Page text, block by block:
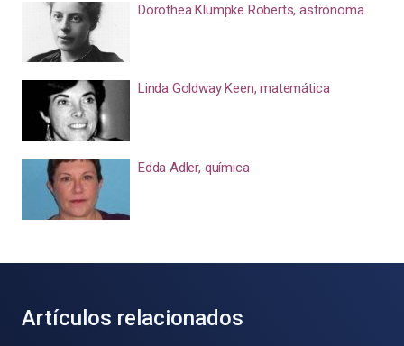
Dorothea Klumpke Roberts, astrónoma
Linda Goldway Keen, matemática
Edda Adler, química
Artículos relacionados